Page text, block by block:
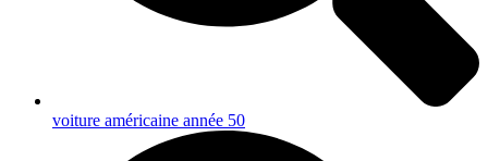
voiture américaine année 50